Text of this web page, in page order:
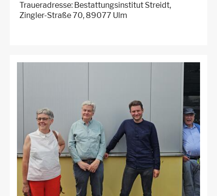
Traueradresse: Bestattungsinstitut Streidt,
Zingler-Straße 70, 89077 Ulm